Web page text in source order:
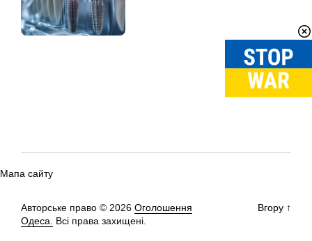
Мапа сайту
Авторське право © 2026 Оголошення
Одеса.
Всі права захищені.
Вгору ↑